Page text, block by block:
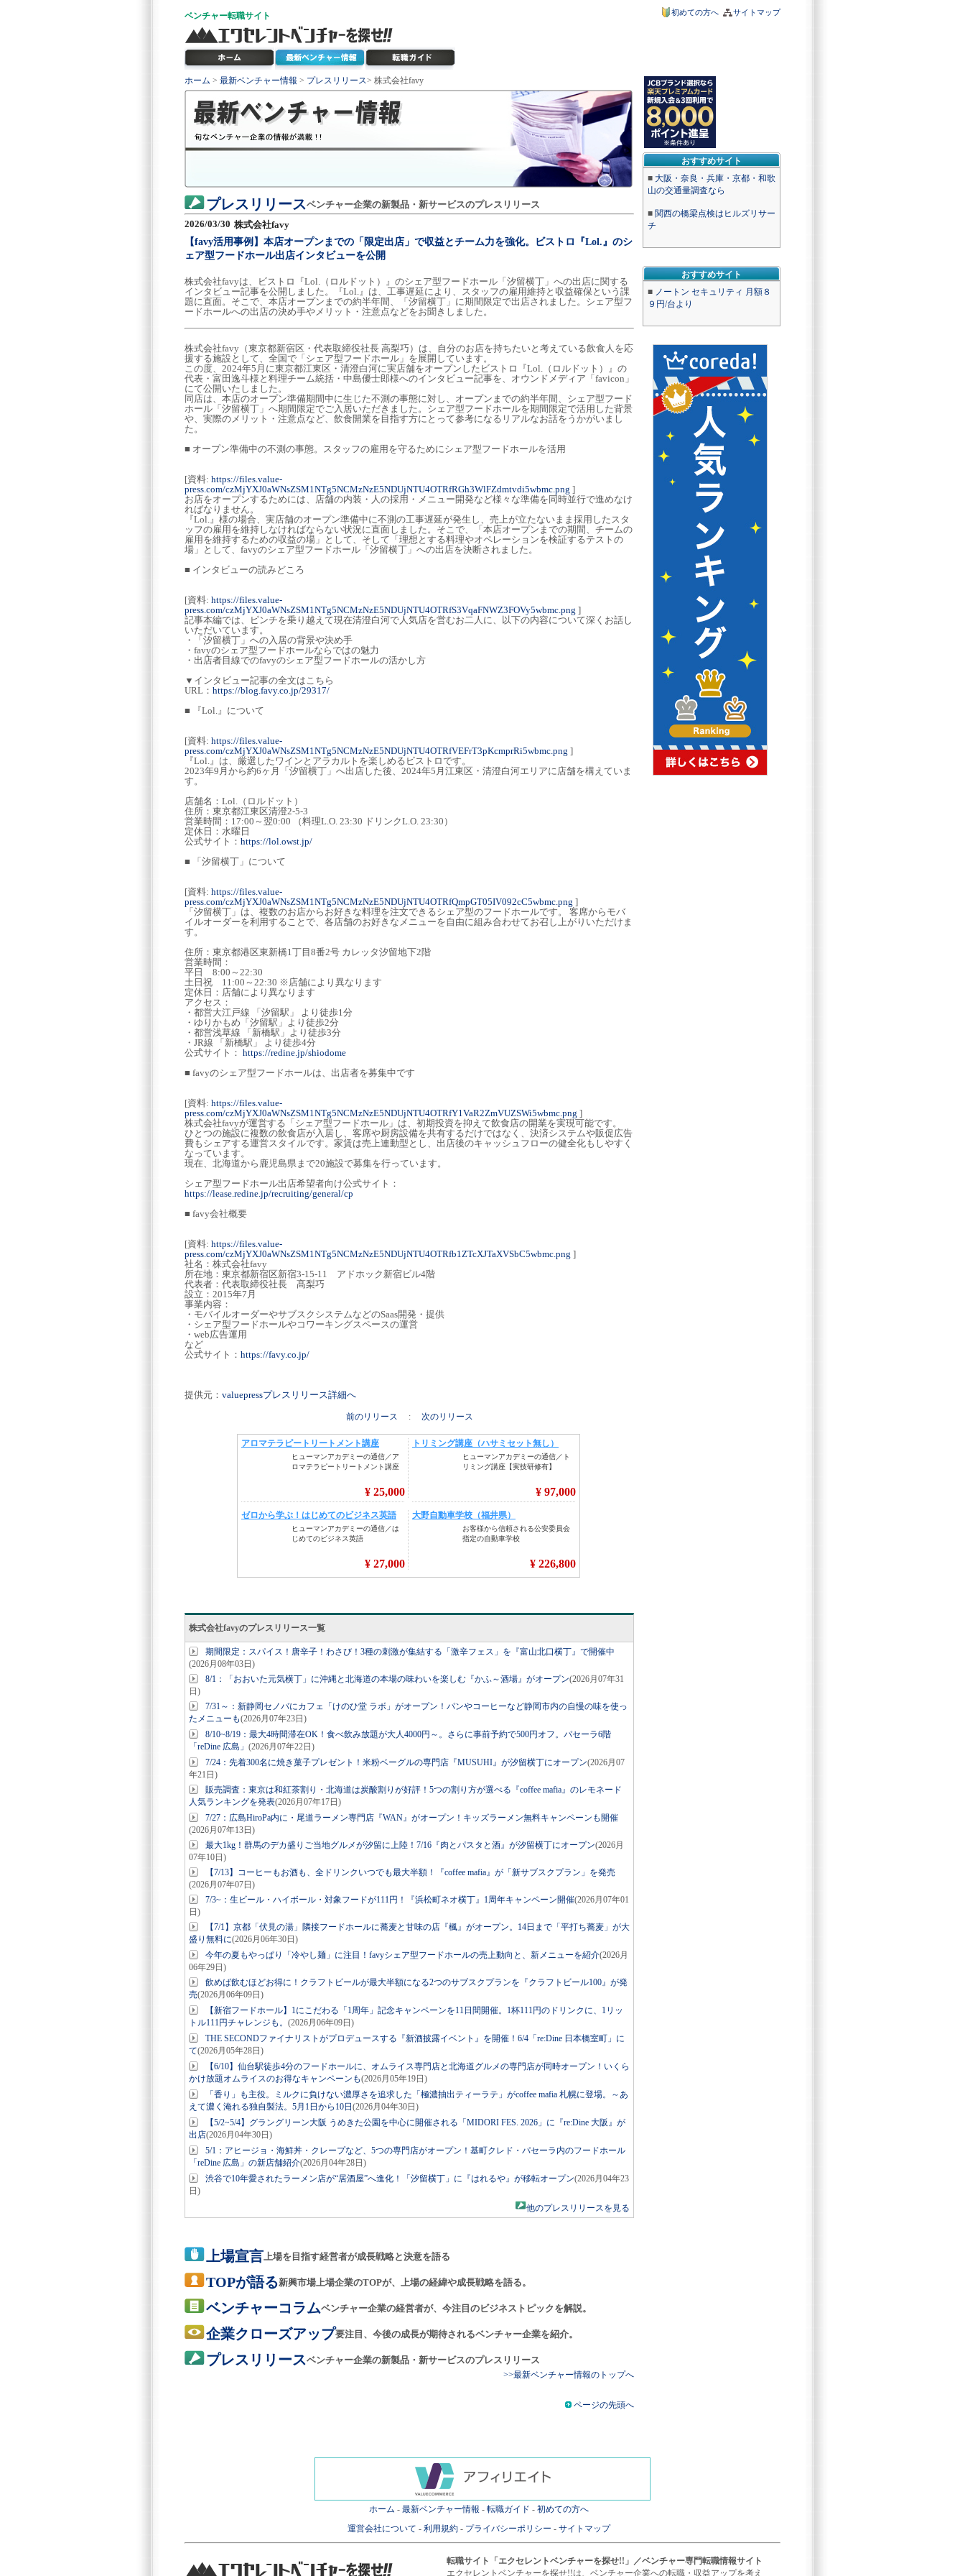
ベンチャー転職サイト サイトマップ
初めての方へ
おすすめサイト
■ 大阪・奈良・兵庫・京都・和歌
山の交通量調査なら
■ 関西の橋梁点検はヒルズリサー
チ
おすすめサイト
■ ノートン セキュリティ 月額８
９円/台より
ホーム > 最新ベンチャー情報 > プレスリリース> 株式会社favy
プレスリリースベンチャー企業の新製品・新サービスのプレスリリース
2026/03/30 株式会社favy
【favy活用事例】本店オープンまでの「限定出店」で収益とチーム力を強化。ビストロ『Lol.』のシ
ェア型フードホール出店インタビューを公開
株式会社favyは、ビストロ『Lol.（ロルドット）』のシェア型フードホール「汐留横丁」への出店に関する
インタビュー記事を公開しました。『Lol.』は、工事遅延により、スタッフの雇用維持と収益確保という課
題に直面。そこで、本店オープンまでの約半年間、「汐留横丁」に期間限定で出店されました。シェア型フ
ードホールへの出店の決め手やメリット・注意点などをお聞きしました。
株式会社favy（東京都新宿区・代表取締役社長 高梨巧）は、自分のお店を持ちたいと考えている飲食人を応
援する施設として、全国で「シェア型フードホール」を展開しています。
この度、2024年5月に東京都江東区・清澄白河に実店舗をオープンしたビストロ『Lol.（ロルドット）』の
代表・富田逸斗様と料理チーム統括・中島優士郎様へのインタビュー記事を、オウンドメディア「favicon」
にて公開いたしました。
同店は、本店のオープン準備期間中に生じた不測の事態に対し、オープンまでの約半年間、シェア型フード
ホール「汐留横丁」へ期間限定でご入居いただきました。シェア型フードホールを期間限定で活用した背景
や、実際のメリット・注意点など、飲食開業を目指す方にとって参考になるリアルなお話をうかがいまし
た。
■ オープン準備中の不測の事態。スタッフの雇用を守るためにシェア型フードホールを活用
[資料: https://files.value-
press.com/czMjYXJ0aWNsZSM1NTg5NCMzNzE5NDUjNTU4OTRfRGh3WlFZdmtvdi5wbmc.png ]
お店をオープンするためには、店舗の内装・人の採用・メニュー開発など様々な準備を同時並行で進めなけ
ればなりません。
『Lol.』様の場合、実店舗のオープン準備中に不測の工事遅延が発生し、売上が立たないまま採用したスタ
ッフの雇用を維持しなければならない状況に直面しました。そこで、「本店オープンまでの期間、チームの
雇用を維持するための収益の場」として、そして「理想とする料理やオペレーションを検証するテストの
場」として、favyのシェア型フードホール「汐留横丁」への出店を決断されました。
■ インタビューの読みどころ
[資料: https://files.value-
press.com/czMjYXJ0aWNsZSM1NTg5NCMzNzE5NDUjNTU4OTRfS3VqaFNWZ3FOVy5wbmc.png ]
記事本編では、ピンチを乗り越えて現在清澄白河で人気店を営むお二人に、以下の内容について深くお話し
いただいています。
・「汐留横丁」への入居の背景や決め手
・favyのシェア型フードホールならではの魅力
・出店者目線でのfavyのシェア型フードホールの活かし方
▼インタビュー記事の全文はこちら
URL： https://blog.favy.co.jp/29317/
■ 『Lol.』について
[資料: https://files.value-
press.com/czMjYXJ0aWNsZSM1NTg5NCMzNzE5NDUjNTU4OTRfVEFrT3pKcmprRi5wbmc.png ]
『Lol.』は、厳選したワインとアラカルトを楽しめるビストロです。
2023年9月から約6ヶ月「汐留横丁」へ出店した後、2024年5月江東区・清澄白河エリアに店舗を構えていま
す。
店舗名：Lol.（ロルドット）
住所：東京都江東区清澄2-5-3
営業時間：17:00～翌0:00 （料理L.O. 23:30 ドリンクL.O. 23:30）
定休日：水曜日
公式サイト： https://lol.owst.jp/
■ 「汐留横丁」について
[資料: https://files.value-
press.com/czMjYXJ0aWNsZSM1NTg5NCMzNzE5NDUjNTU4OTRfQmpGT05IV092cC5wbmc.png ]
「汐留横丁」は、複数のお店からお好きな料理を注文できるシェア型のフードホールです。 客席からモバ
イルオーダーを利用することで、各店舗のお好きなメニューを自由に組み合わせてお召し上がりいただけま
す。
住所：東京都港区東新橋1丁目8番2号 カレッタ汐留地下2階
営業時間：
平日 8:00～22:30
土日祝 11:00～22:30 ※店舗により異なります
定休日：店舗により異なります
アクセス：
・都営大江戸線 「汐留駅」 より徒歩1分
・ゆりかもめ「汐留駅」より徒歩2分
・都営浅草線 「新橋駅」より徒歩3分
・JR線 「新橋駅」 より徒歩4分
公式サイト： https://redine.jp/shiodome
■ favyのシェア型フードホールは、出店者を募集中です
[資料: https://files.value-
press.com/czMjYXJ0aWNsZSM1NTg5NCMzNzE5NDUjNTU4OTRfY1VaR2ZmVUZSWi5wbmc.png ]
株式会社favyが運営する「シェア型フードホール」は、初期投資を抑えて飲食店の開業を実現可能です。
ひとつの施設に複数の飲食店が入居し、客席や厨房設備を共有するだけではなく、決済システムや販促広告
費もシェアする運営スタイルです。家賃は売上連動型とし、出店後のキャッシュフローの健全化もしやすく
なっています。
現在、北海道から鹿児島県まで20施設で募集を行っています。
シェア型フードホール出店希望者向け公式サイト：
https://lease.redine.jp/recruiting/general/cp
■ favy会社概要
[資料: https://files.value-
press.com/czMjYXJ0aWNsZSM1NTg5NCMzNzE5NDUjNTU4OTRfb1ZTcXJTaXVSbC5wbmc.png ]
社名：株式会社favy
所在地：東京都新宿区新宿3-15-11 アドホック新宿ビル4階
代表者：代表取締役社長 髙梨巧
設立：2015年7月
事業内容：
・モバイルオーダーやサブスクシステムなどのSaas開発・提供
・シェア型フードホールやコワーキングスペースの運営
・web広告運用
など
公式サイト： https://favy.co.jp/
提供元： valuepressプレスリリース詳細へ
前のリリース : 次のリリース
株式会社favyのプレスリリース一覧
期間限定：スパイス！唐辛子！わさび！3種の刺激が集結する「激辛フェス」を『富山北口横丁』で開催中
(2026月08年03日)
8/1：「おおいた元気横丁」に沖縄と北海道の本場の味わいを楽しむ『かふ～酒場』がオープン(2026月07年31
日)
7/31～：新静岡セノバにカフェ「けのひ堂 ラボ」がオープン！パンやコーヒーなど静岡市内の自慢の味を使っ
たメニューも(2026月07年23日)
8/10~8/19：最大4時間滞在OK！食べ飲み放題が大人4000円～。さらに事前予約で500円オフ。パセーラ6階
「reDine 広島」 (2026月07年22日)
7/24：先着300名に焼き菓子プレゼント！米粉ベーグルの専門店『MUSUHI』が汐留横丁にオープン(2026月07
年21日)
販売調査：東京は和紅茶割り・北海道は炭酸割りが好評！5つの割り方が選べる『coffee mafia』のレモネード
人気ランキングを発表(2026月07年17日)
7/27：広島HiroPa内に・尾道ラーメン専門店『WAN』がオープン！キッズラーメン無料キャンペーンも開催
(2026月07年13日)
最大1kg！群馬のデカ盛りご当地グルメが汐留に上陸！7/16『肉とパスタと酒』が汐留横丁にオープン(2026月
07年10日)
【7/13】コーヒーもお酒も、全ドリンクいつでも最大半額！『coffee mafia』が「新サブスクプラン」を発売
(2026月07年07日)
7/3~：生ビール・ハイボール・対象フードが111円！『浜松町ネオ横丁』1周年キャンペーン開催(2026月07年01
日)
【7/1】京都「伏見の湯」隣接フードホールに蕎麦と甘味の店『楓』がオープン。14日まで「平打ち蕎麦」が大
盛り無料に(2026月06年30日)
今年の夏もやっぱり「冷やし麺」に注目！favyシェア型フードホールの売上動向と、新メニューを紹介(2026月
06年29日)
飲めば飲むほどお得に！クラフトビールが最大半額になる2つのサブスクプランを『クラフトビール100』が発
売(2026月06年09日)
【新宿フードホール】1にこだわる「1周年」記念キャンペーンを11日間開催。1杯111円のドリンクに、1リッ
トル111円チャレンジも。 (2026月06年09日)
THE SECONDファイナリストがプロデュースする『新酒披露イベント』を開催！6/4「re:Dine 日本橋室町」に
て(2026月05年28日)
【6/10】仙台駅徒歩4分のフードホールに、オムライス専門店と北海道グルメの専門店が同時オープン！いくら
かけ放題オムライスのお得なキャンペーンも(2026月05年19日)
「香り」も主役。ミルクに負けない濃厚さを追求した「極濃抽出ティーラテ」がcoffee mafia 札幌に登場。～あ
えて濃く淹れる独自製法。5月1日から10日 (2026月04年30日)
【5/2~5/4】グラングリーン大阪 うめきた公園を中心に開催される「MIDORI FES. 2026」に『re:Dine 大阪』が
出店(2026月04年30日)
5/1：アヒージョ・海鮮丼・クレープなど、5つの専門店がオープン！基町クレド・パセーラ内のフードホール
「reDine 広島」の新店舗紹介(2026月04年28日)
渋谷で10年愛されたラーメン店が“居酒屋”へ進化！「汐留横丁」に『はれるや』が移転オープン(2026月04年23
日)
他のプレスリリースを見る
上場宣言上場を目指す経営者が成長戦略と決意を語る
TOPが語る新興市場上場企業のTOPが、上場の経緯や成長戦略を語る。
ベンチャーコラムベンチャー企業の経営者が、今注目のビジネストピックを解説。
企業クローズアップ要注目、今後の成長が期待されるベンチャー企業を紹介。
プレスリリースベンチャー企業の新製品・新サービスのプレスリリース
>>最新ベンチャー情報のトップへ
ページの先頭へ
ホーム - 最新ベンチャー情報 - 転職ガイド - 初めての方へ
運営会社について - 利用規約 - プライバシーポリシー - サイトマップ
転職サイト
「エクセレントベンチャーを探せ!!」／ベンチャー専門転職情報サイト
エクセレントベンチャーを探せ!!は、ベンチャー企業への転職・収益アップを考え